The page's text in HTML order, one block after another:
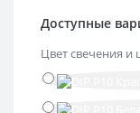
Доступные
Цвет свечения и